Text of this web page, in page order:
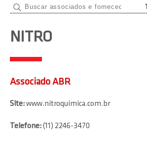
NITRO
Associado ABR
Site:www.nitroquimica.com.br
Telefone:(11) 2246-3470